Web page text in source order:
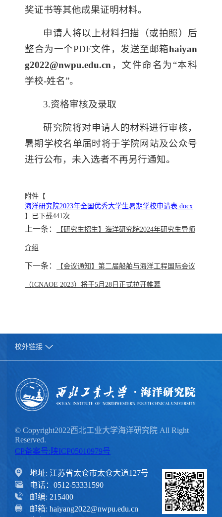
奖证书等其他成果证明材料。
申请人将以上材料扫描（或拍照）后
整合为一个PDF文件，发送至邮箱haiyan
g2022@nwpu.edu.cn ，文件命名为“本科
学校-姓名”。
3.资格审核及录取
研究院将对申请人的材料进行审核，
暑期学校名单届时将于学院网站及公众号
进行公布，未入选者不再另行通知。
附件【
海洋研究院2023年全国优秀大学生暑期学校申请表.docx
】已下载441次
上一条： 【研究生招生】海洋研究院2024年研究生导师
介绍
下一条： 【会议通知】第二届船舶与海洋工程国际会议
（ICNAOE 2023）将于5月28日正式拉开帷幕
校外链接
© Copyright2022西北工业大学海洋研究院 All Right
Reserved.
CP备案号:陕ICP05010979号
地址: 江苏省太仓市太仓大道127号
电话：0512-53331590
邮编: 215400
邮箱: haiyang2022@nwpu.edu.cn